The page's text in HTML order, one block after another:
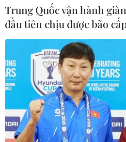
Trung Quốc vận hành
đầu tiên chịu được bão